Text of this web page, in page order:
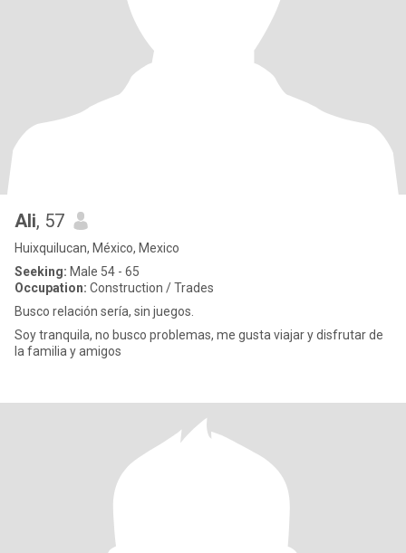
Ali, 57
Huixquilucan, México, Mexico
Seeking: Male 54 - 65
Occupation: Construction / Trades
Busco relación sería, sin juegos.
Soy tranquila, no busco problemas, me gusta viajar y disfrutar de
la familia y amigos